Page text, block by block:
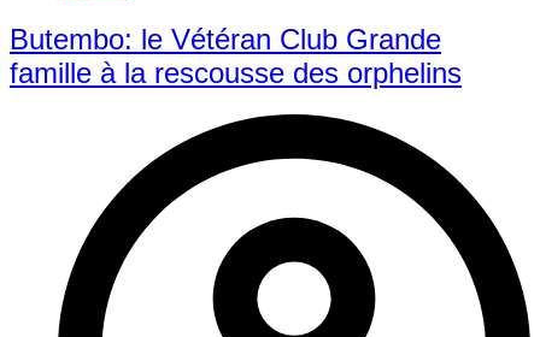
Butembo: le Vétéran Club Grande
famille à la rescousse des orphelins